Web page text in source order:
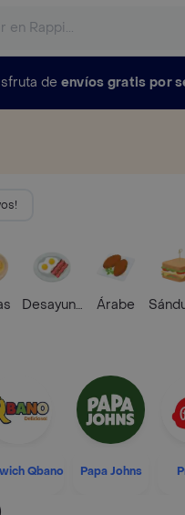
de envíos gratis por
Desayunos Árabe
Qbano Papa Johns